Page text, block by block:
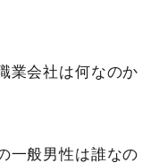
業会社は何なのか
一般男性は誰なの